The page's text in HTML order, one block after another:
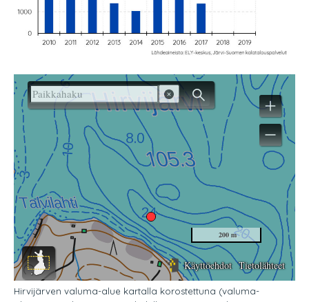
Hirvijärven valuma-alue kartalla korostettuna (valuma-